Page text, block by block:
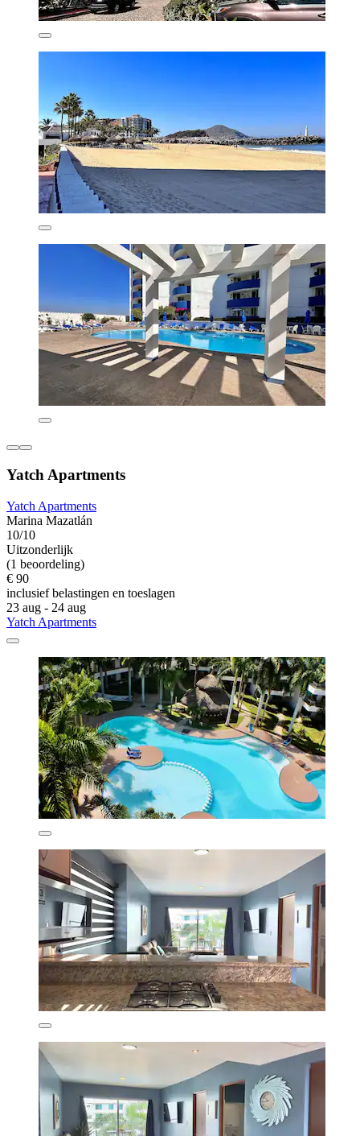
Yatch Apartments
Yatch Apartments
Marina Mazatlán
10/10
Uitzonderlijk
(1 beoordeling)
€ 90
inclusief belastingen en toeslagen
23 aug - 24 aug
Yatch Apartments